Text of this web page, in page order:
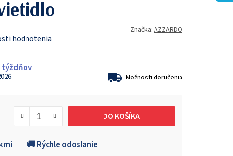
hodnotenia
Značka: AZZARDO
týždňov
Možnosti doručenia
DO KOŠÍKA
🚚 Rýchle odoslanie